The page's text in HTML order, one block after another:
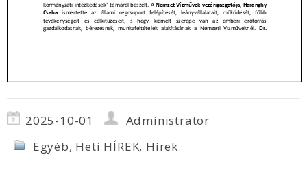
2025-10-01
Administrator
Egyéb, Heti HÍREK, Hírek